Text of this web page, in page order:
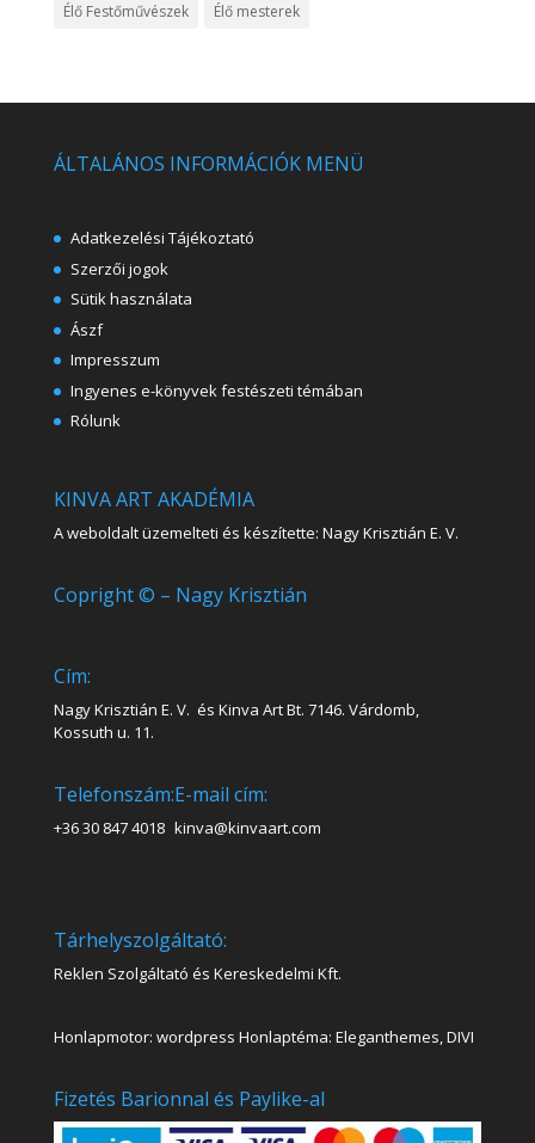
Élő Festőművészek
Élő mesterek
ÁLTALÁNOS INFORMÁCIÓK MENÜ
Adatkezelési Tájékoztató
Szerzői jogok
Sütik használata
Ászf
Impresszum
Ingyenes e-könyvek festészeti témában
Rólunk
KINVA ART AKADÉMIA
A weboldalt üzemelteti és készítette: Nagy Krisztián E. V.
Copright © – Nagy Krisztián
Cím:
Nagy Krisztián E. V. és Kinva Art Bt. 7146. Várdomb,
Kossuth u. 11.
Telefonszám:
+36 30 847 4018
E-mail cím:
kinva@kinvaart.com
Tárhelyszolgáltató:
Reklen Szolgáltató és Kereskedelmi Kft.
Honlapmotor: wordpress Honlaptéma: Eleganthemes, DIVI
Fizetés Barionnal és Paylike-al